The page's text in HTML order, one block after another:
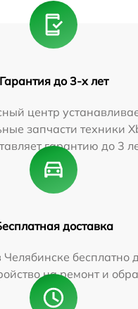
Гарантия до 3-х лет
центр
запчасти техники
гарантию до 3
доставка
бесплатно
на ремонт и